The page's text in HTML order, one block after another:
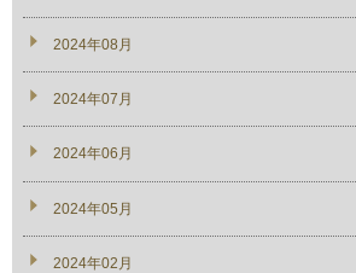
2024年08月
2024年07月
2024年06月
2024年05月
2024年02月